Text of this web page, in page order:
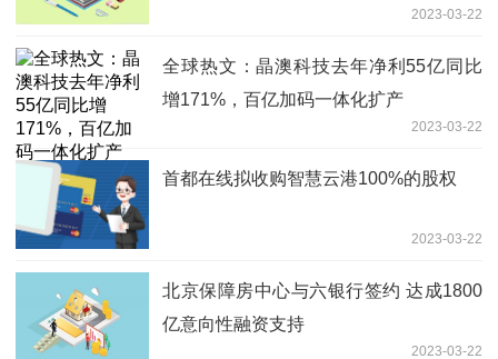
2023-03-22
全球热文：晶澳科技去年净利55亿同比
增171%，百亿加码一体化扩产
2023-03-22
首都在线拟收购智慧云港100%的股权
2023-03-22
​北京保障房中心与六银行签约 达成1800
亿意向性融资支持
2023-03-22